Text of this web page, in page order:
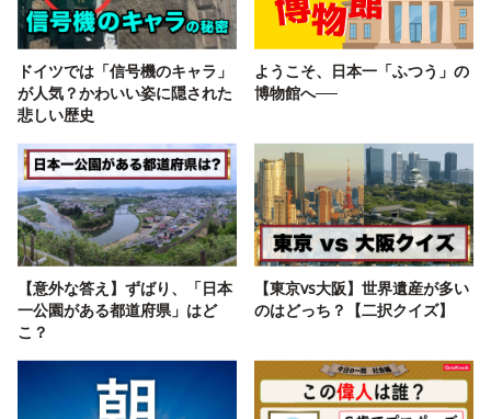
ドイツでは「信号機のキャラ」
が人気？かわいい姿に隠された
悲しい歴史
ようこそ、日本一「ふつう」の
博物館へ──
【意外な答え】ずばり、「日本
一公園がある都道府県」はど
こ？
【東京vs大阪】世界遺産が多い
のはどっち？【二択クイズ】